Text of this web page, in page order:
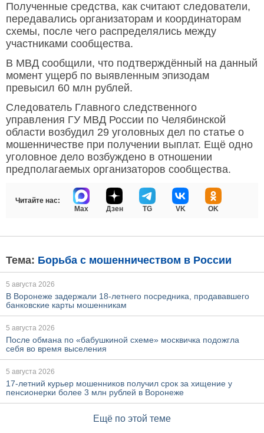
Полученные средства, как считают следователи,
передавались организаторам и координаторам
схемы, после чего распределялись между
участниками сообщества.
В МВД сообщили, что подтверждённый на данный
момент ущерб по выявленным эпизодам
превысил 60 млн рублей.
Следователь Главного следственного
управления ГУ МВД России по Челябинской
области возбудил 29 уголовных дел по статье о
мошенничестве при получении выплат. Ещё одно
уголовное дело возбуждено в отношении
предполагаемых организаторов сообщества.
Читайте нас:
Max
Дзен TG VK OK
Тема: Борьба с мошенничеством в России
5 августа 2026
В Воронеже задержали 18-летнего посредника, продававшего
банковские карты мошенникам
5 августа 2026
После обмана по «бабушкиной схеме» москвичка подожгла
себя во время выселения
5 августа 2026
17-летний курьер мошенников получил срок за хищение у
пенсионерки более 3 млн рублей в Воронеже
Ещё по этой теме